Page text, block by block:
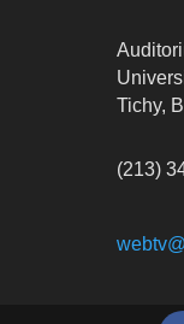
Tichy,
(213)